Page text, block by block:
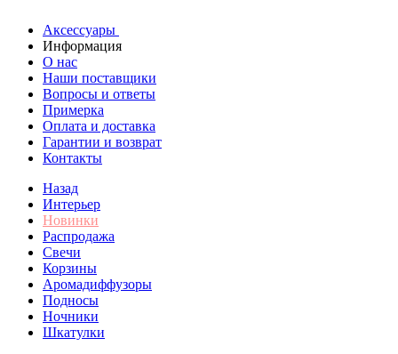
Аксессуары
Информация
О нас
Наши поставщики
Вопросы и ответы
Примерка
Оплата и доставка
Гарантии и возврат
Контакты
Назад
Интерьер
Новинки
Распродажа
Свечи
Корзины
Аромадиффузоры
Подносы
Ночники
Шкатулки